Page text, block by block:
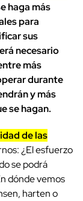
haga más
para
sus
necesario
más
durante
y más
se hagan.
de las
¿El esfuerzo
se podrá
dónde vemos
harten o